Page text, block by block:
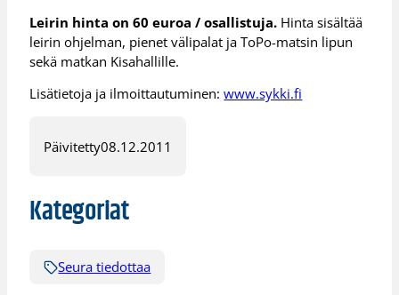
Leirin hinta on 60 euroa / osallistuja. Hinta sisältää
leirin ohjelman, pienet välipalat ja ToPo-matsin lipun
sekä matkan Kisahallille.
Lisätietoja ja ilmoittautuminen:www.sykki.fi
Päivitetty08.12.2011
Kategoriat
Seura tiedottaa